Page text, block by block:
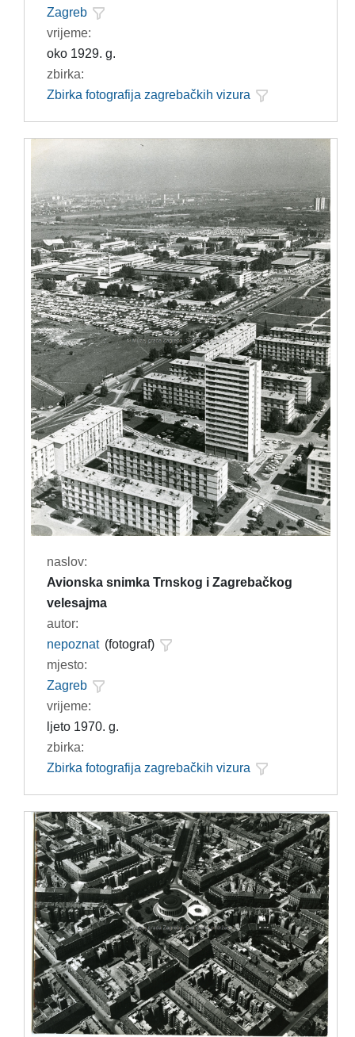
Zagreb
vrijeme:
oko 1929. g.
zbirka:
Zbirka fotografija zagrebačkih vizura
naslov:
Avionska snimka Trnskog i Zagrebačkog
velesajma
autor:
nepoznat (fotograf)
mjesto:
Zagreb
vrijeme:
ljeto 1970. g.
zbirka:
Zbirka fotografija zagrebačkih vizura